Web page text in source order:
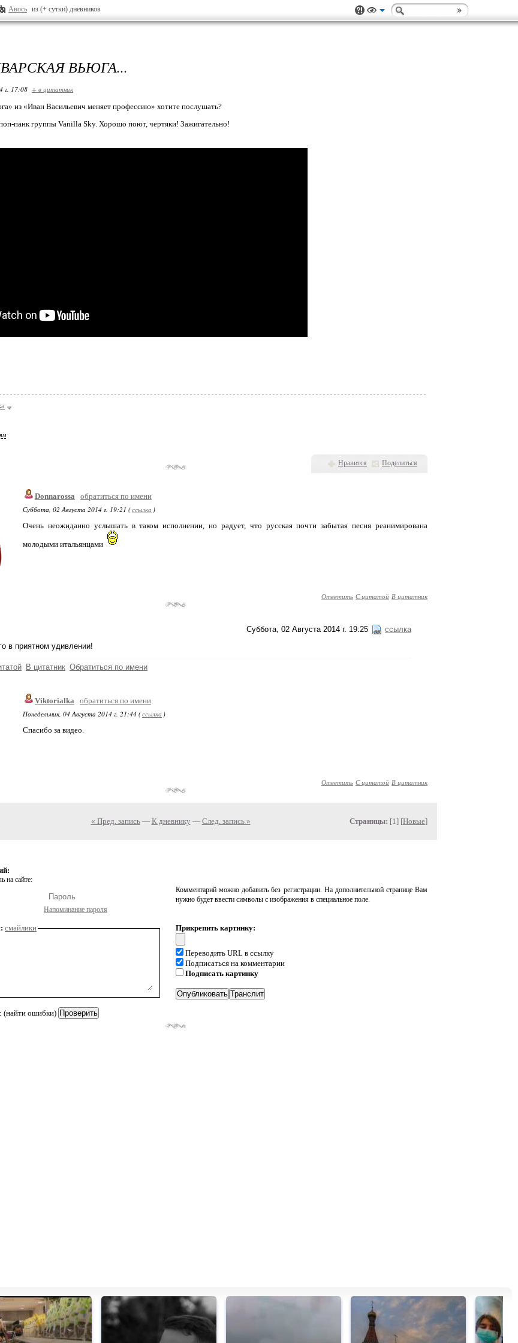
Авось из (+ сутки) дневников
ВЬЮГА...
г. 17:08 + в цитатник
из «Иван Васильевич меняет профессию» хотите послушать?
панк группы Vanilla Sky. Хорошо поют, чертяки! Зажигательно!
Нравится Поделиться
Donnarossa
обратиться по имени
Суббота, 02 Августа 2014 г. 19:21 (ссылка )
Очень неожиданно услышать в таком исполнении, но радует, что русская почти забытая песня реанимирована
молодыми итальянцами
Ответить С цитатой В цитатник
Суббота, 02 Августа 2014 г. 19:25 ссылка
в приятном удивлении!
В цитатник Обратиться по имени
Viktorialka
обратиться по имени
Понедельник, 04 Августа 2014 г. 21:44 (ссылка )
Спасибо за видео.
Ответить С цитатой В цитатник
« Пред. запись— К дневнику — След. запись » Страницы: [1] [Новые]
на сайте:
Напоминание пароля
Комментарий можно добавить без регистрации. На дополнительной странице Вам
нужно будет ввести символы с изображения в специальное поле.
смайлики
(найти ошибки)
Прикрепить картинку:
Переводить URL в ссылку
Подписаться на комментарии
Подписать картинку